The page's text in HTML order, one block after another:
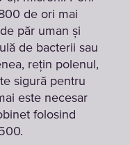
de ori mai
păr uman și
de bacterii sau
rețin polenul,
sigură pentru
este necesar
folosind